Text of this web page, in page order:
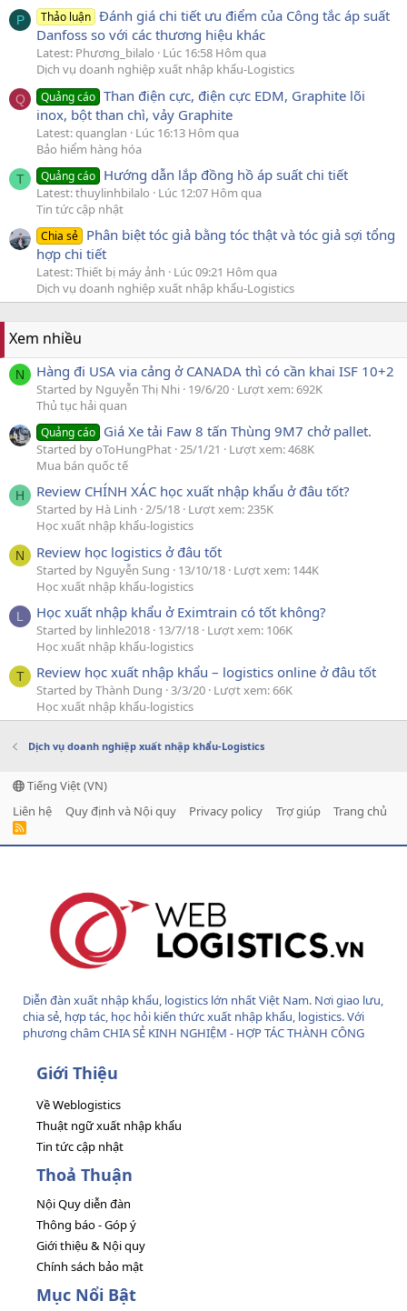
P Thảo luận Đánh giá chi tiết ưu điểm của Công tắc áp suất
Danfoss so với các thương hiệu khác
Latest: Phương_bilalo
Lúc 16:58 Hôm qua
Dịch vụ doanh nghiệp xuất nhập khẩu-Logistics
Q Quảng cáo Than điện cực, điện cực EDM, Graphite lõi
inox, bột than chì, vảy Graphite
Latest: quanglan
Lúc 16:13 Hôm qua
Bảo hiểm hàng hóa
T Quảng cáo Hướng dẫn lắp đồng hồ áp suất chi tiết
Latest: thuylinhbilalo
Lúc 12:07 Hôm qua
Tin tức cập nhật
Chia sẻ Phân biệt tóc giả bằng tóc thật và tóc giả sợi tổng
hợp chi tiết
Latest: Thiết bị máy ảnh
Lúc 09:21 Hôm qua
Dịch vụ doanh nghiệp xuất nhập khẩu-Logistics
Xem nhiều
N Hàng đi USA via cảng ở CANADA thì có cần khai ISF 10+2
Started by Nguyễn Thị Nhi 19/6/20 Lượt xem: 692K
Thủ tục hải quan
Quảng cáo Giá Xe tải Faw 8 tấn Thùng 9M7 chở pallet.
Started by oToHungPhat 25/1/21
Lượt xem: 468K
Mua bán quốc tế
H Review CHÍNH XÁC học xuất nhập khẩu ở đâu tốt?
Started by Hà Linh 2/5/18 Lượt xem: 235K
Học xuất nhập khẩu-logistics
N Review học logistics ở đâu tốt
Started by Nguyễn Sung 13/10/18 Lượt xem: 144K
Học xuất nhập khẩu-logistics
L Học xuất nhập khẩu ở Eximtrain có tốt không?
Started by linhle2018 13/7/18 Lượt xem: 106K
Học xuất nhập khẩu-logistics
T Review học xuất nhập khẩu – logistics online ở đâu tốt
Started by Thành Dung 3/3/20 Lượt xem: 66K
Học xuất nhập khẩu-logistics
Dịch vụ doanh nghiệp xuất nhập khẩu-Logistics
Tiếng Việt (VN)
Liên hệ
Quy định và Nội quy Privacy policy Trợ giúp Trang chủ
R
Diễn đàn xuất nhập khẩu, logistics lớn nhất Việt Nam. Nơi giao lưu,
chia sẻ, hợp tác, học hỏi kiến thức xuất nhập khẩu, logistics. Với
phương châm CHIA SẺ KINH NGHIỆM - HỢP TÁC THÀNH CÔNG
Giới Thiệu
Về Weblogistics
Thuật ngữ xuất nhập khẩu
Tin tức cập nhật
Thoả Thuận
Nội Quy diễn đàn
Thông báo - Góp ý
Giới thiệu & Nội quy
Chính sách bảo mật
Mục Nổi Bật